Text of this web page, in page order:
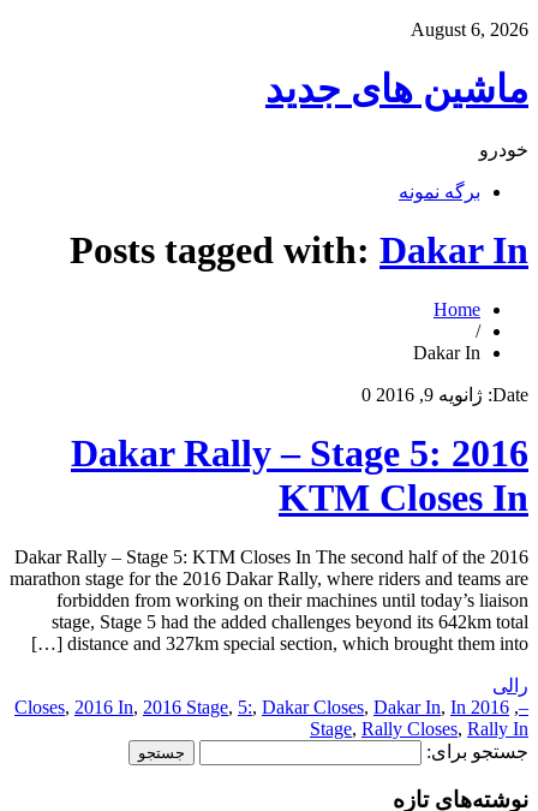
August 6, 2026
ماشین های جدید
خودرو
برگه نمونه
Posts tagged with: Dakar In
Home
/
Dakar In
Date: ژانویه 9, 2016 0
2016 Dakar Rally – Stage 5:
KTM Closes In
2016 Dakar Rally – Stage 5: KTM Closes In The second half of the
marathon stage for the 2016 Dakar Rally, where riders and teams are
forbidden from working on their machines until today’s liaison
stage, Stage 5 had the added challenges beyond its 642km total
distance and 327km special section, which brought them into […]
رالی
–
,
2016 Closes
, 2016 In, 2016 Stage, 5:, Dakar Closes, Dakar In, In
Stage, Rally Closes, Rally In
جستجو برای:
نوشته‌های تازه